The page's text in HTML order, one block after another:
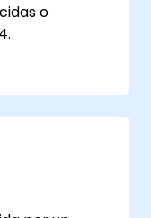
o
IPS,